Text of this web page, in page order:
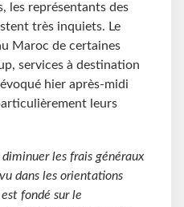
les représentants des
très inquiets. Le
Maroc de certaines
services à destination
hier après-midi
leurs
les frais généraux
dans les orientations
fondé sur le